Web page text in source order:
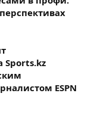
Sports.kz
ESPN